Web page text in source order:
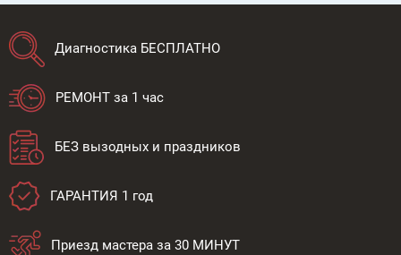
Диагностика БЕСПЛАТНО
РЕМОНТ за 1 час
БЕЗ вызодных и праздников
ГАРАНТИЯ 1 год
Приезд мастера за 30 МИНУТ